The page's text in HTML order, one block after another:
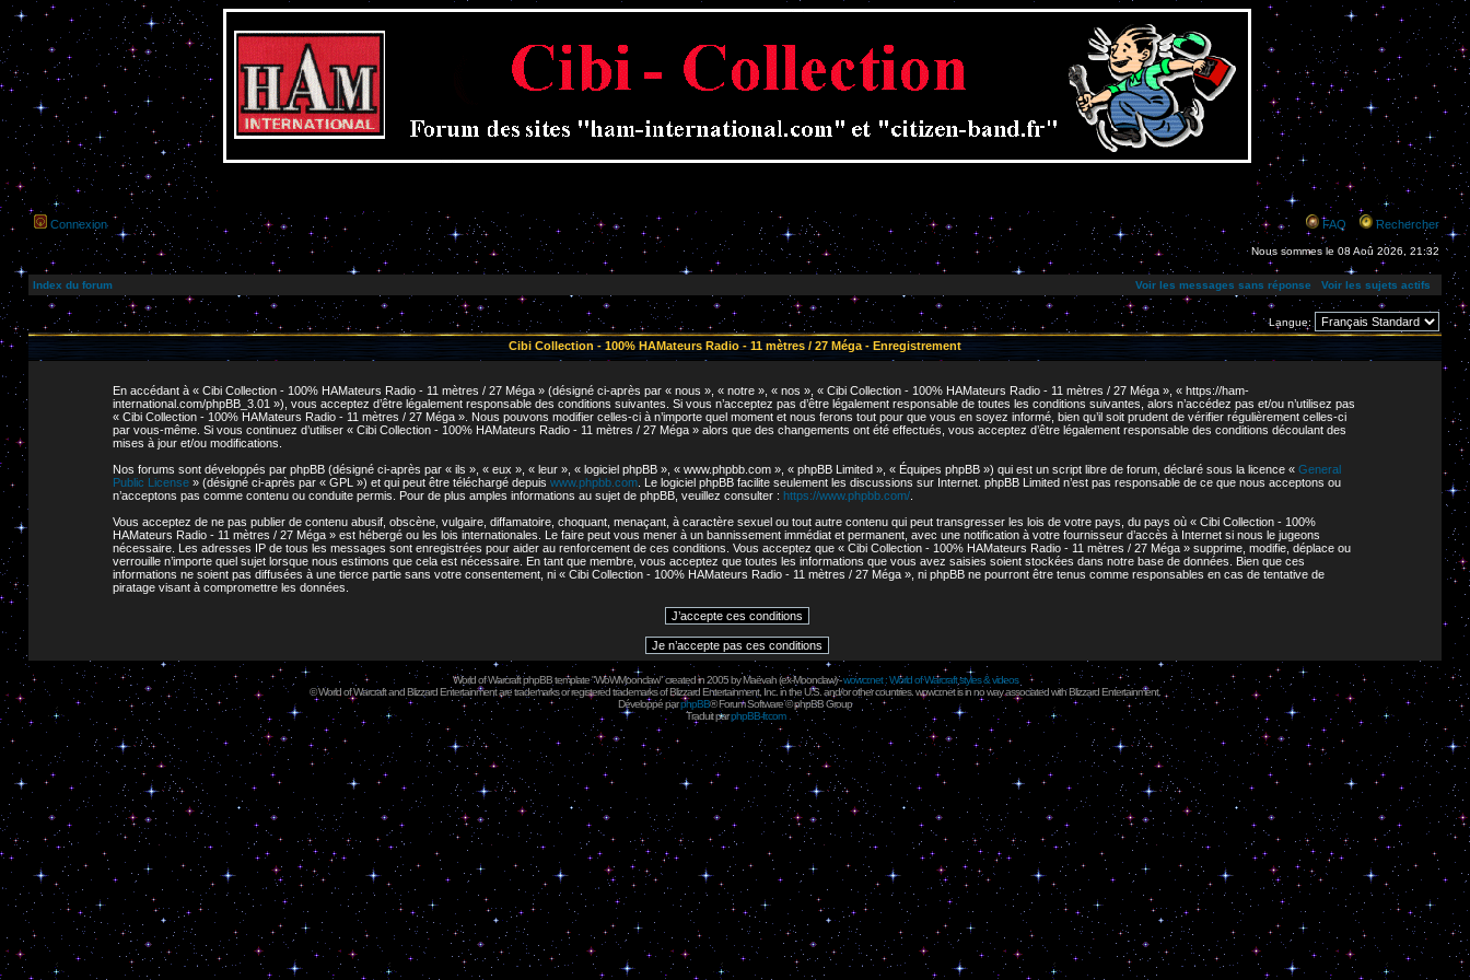
Connexion FAQ Rechercher
Nous sommes le 08 Aoû 2026, 21:32
Index du forum Voir les messages sans réponse Voir les sujets actifs
Langue:
Cibi Collection - 100% HAMateurs Radio - 11 mètres / 27 Méga - Enregistrement
En accédant à « Cibi Collection - 100% HAMateurs Radio - 11 mètres / 27 Méga » (désigné ci-après par « nous », « notre », « nos », « Cibi Collection - 100% HAMateurs Radio - 11 mètres / 27 Méga », « https://ham-
international.com/phpBB_3.01 »), vous acceptez d’être légalement responsable des conditions suivantes. Si vous n’acceptez pas d’être légalement responsable de toutes les conditions suivantes, alors n’accédez pas et/ou n’utilisez pas
« Cibi Collection - 100% HAMateurs Radio - 11 mètres / 27 Méga ». Nous pouvons modifier celles-ci à n’importe quel moment et nous ferons tout pour que vous en soyez informé, bien qu’il soit prudent de vérifier régulièrement celles-ci
par vous-même. Si vous continuez d’utiliser « Cibi Collection - 100% HAMateurs Radio - 11 mètres / 27 Méga » alors que des changements ont été effectués, vous acceptez d’être légalement responsable des conditions découlant des
mises à jour et/ou modifications.
Nos forums sont développés par phpBB (désigné ci-après par « ils », « eux », « leur », « logiciel phpBB », « www.phpbb.com », « phpBB Limited », « Équipes phpBB ») qui est un script libre de forum, déclaré sous la licence « General
Public License» (désigné ci-après par « GPL ») et qui peut être téléchargé depuis www.phpbb.com. Le logiciel phpBB facilite seulement les discussions sur Internet. phpBB Limited n’est pas responsable de ce que nous acceptons ou
n’acceptons pas comme contenu ou conduite permis. Pour de plus amples informations au sujet de phpBB, veuillez consulter : https://www.phpbb.com/.
Vous acceptez de ne pas publier de contenu abusif, obscène, vulgaire, diffamatoire, choquant, menaçant, à caractère sexuel ou tout autre contenu qui peut transgresser les lois de votre pays, du pays où « Cibi Collection - 100%
HAMateurs Radio - 11 mètres / 27 Méga » est hébergé ou les lois internationales. Le faire peut vous mener à un bannissement immédiat et permanent, avec une notification à votre fournisseur d’accès à Internet si nous le jugeons
nécessaire. Les adresses IP de tous les messages sont enregistrées pour aider au renforcement de ces conditions. Vous acceptez que « Cibi Collection - 100% HAMateurs Radio - 11 mètres / 27 Méga » supprime, modifie, déplace ou
verrouille n’importe quel sujet lorsque nous estimons que cela est nécessaire. En tant que membre, vous acceptez que toutes les informations que vous avez saisies soient stockées dans notre base de données. Bien que ces
informations ne soient pas diffusées à une tierce partie sans votre consentement, ni « Cibi Collection - 100% HAMateurs Radio - 11 mètres / 27 Méga », ni phpBB ne pourront être tenus comme responsables en cas de tentative de
piratage visant à compromettre les données.
World of Warcraft phpBB template "WoWMoonclaw" created in 2005 byMaëvah(ex-Moonclaw) -wowcr.net : World of Warcraft styles & videos
©World of Warcraft and Blizzard Entertainment are trademarks or registered trademarks of Blizzard Entertainment, Inc. in the U.S. and/or other countries. wowcr.net is in no way associated with Blizzard Entertainment.
Développé parphpBB® Forum Software © phpBB Group
Traduit parphpBB-fr.com